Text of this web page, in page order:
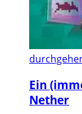
Ein
Nether